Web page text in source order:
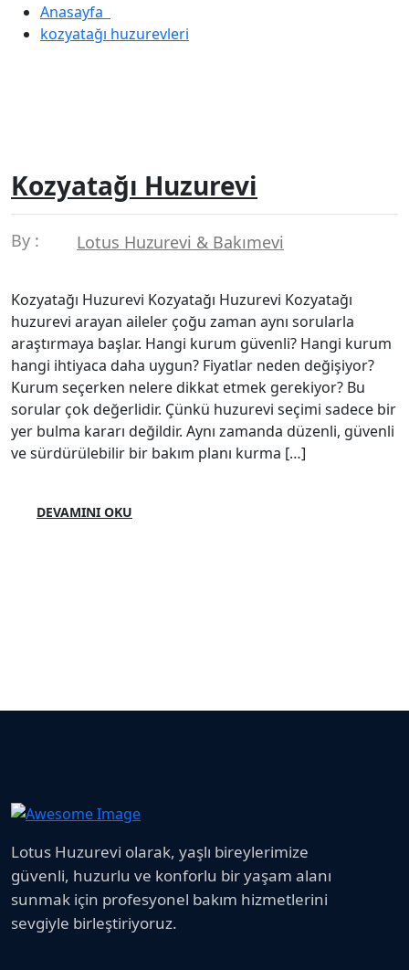
Anasayfa
kozyatağı huzurevleri
Kozyatağı Huzurevi
By : Lotus Huzurevi & Bakımevi
Kozyatağı Huzurevi Kozyatağı Huzurevi Kozyatağı
huzurevi arayan aileler çoğu zaman aynı sorularla
araştırmaya başlar. Hangi kurum güvenli? Hangi kurum
hangi ihtiyaca daha uygun? Fiyatlar neden değişiyor?
Kurum seçerken nelere dikkat etmek gerekiyor? Bu
sorular çok değerlidir. Çünkü huzurevi seçimi sadece bir
yer bulma kararı değildir. Aynı zamanda düzenli, güvenli
ve sürdürülebilir bir bakım planı kurma […]
DEVAMINI OKU
Lotus Huzurevi olarak, yaşlı bireylerimize
güvenli, huzurlu ve konforlu bir yaşam alanı
sunmak için profesyonel bakım hizmetlerini
sevgiyle birleştiriyoruz.